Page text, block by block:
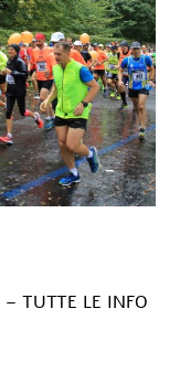
TUTTE LE INFO